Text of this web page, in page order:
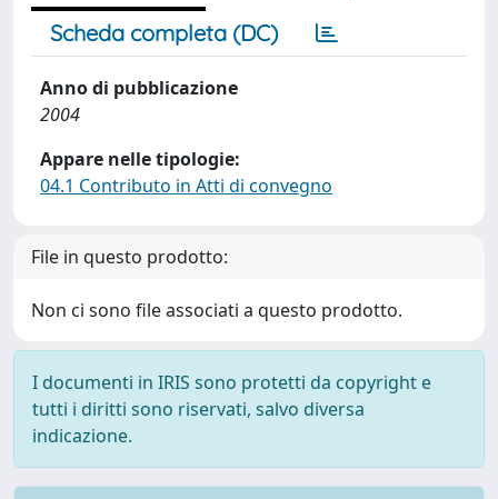
Scheda completa (DC)
Anno di pubblicazione
2004
Appare nelle tipologie:
04.1 Contributo in Atti di convegno
File in questo prodotto:
Non ci sono file associati a questo prodotto.
I documenti in IRIS sono protetti da copyright e
tutti i diritti sono riservati, salvo diversa
indicazione.